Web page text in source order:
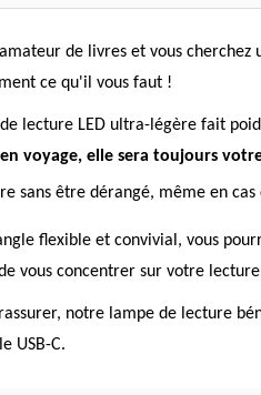
de livres et vous
ce qu'il vous faut !
lecture LED ultra-légère fait
voyage, elle sera toujours
sans être dérangé, même en
flexible et convivial, vous
vous concentrer sur votre
notre lampe de lecture
USB-C.